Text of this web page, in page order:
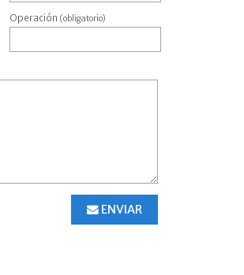
Operación (obligatorio)
ENVIAR